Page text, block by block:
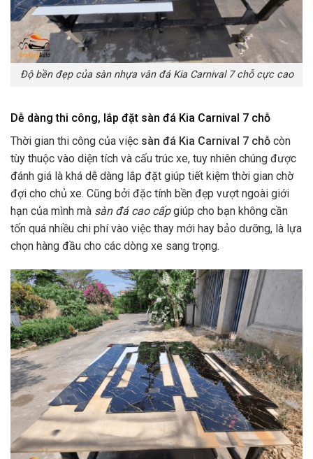
Độ bền đẹp của sàn nhựa vân đá Kia Carnival 7 chỗ cực cao
Dễ dàng thi công, lắp đặt sàn đá Kia Carnival 7 chỗ
Thời gian thi công của việc sàn đá Kia Carnival 7 chỗ còn
tùy thuộc vào diện tích và cấu trúc xe, tuy nhiên chúng được
đánh giá là khá dễ dàng lắp đặt giúp tiết kiệm thời gian chờ
đợi cho chủ xe. Cũng bởi đặc tính bền đẹp vượt ngoài giới
hạn của mình mà sàn đá cao cấpgiúp cho bạn không cần
tốn quá nhiều chi phí vào việc thay mới hay bảo dưỡng, là lựa
chọn hàng đầu cho các dòng xe sang trọng.